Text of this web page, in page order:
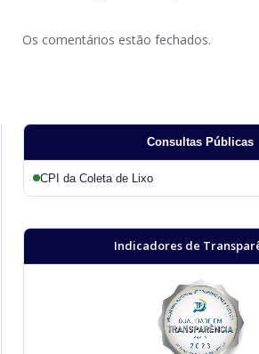
Os comentários estão fechados.
Consultas Públicas
CPI da Coleta de Lixo
Indicadores de